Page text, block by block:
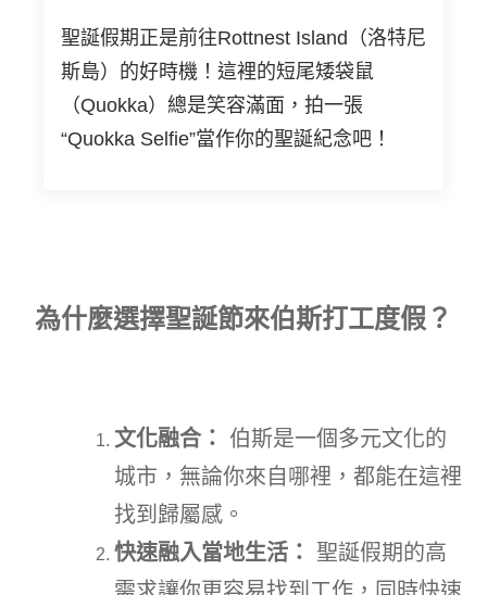
聖誕假期正是前往Rottnest Island（洛特尼
斯島）的好時機！這裡的短尾矮袋鼠
（Quokka）總是笑容滿面，拍一張
“Quokka Selfie”當作你的聖誕紀念吧！
為什麼選擇聖誕節來伯斯打工度假？
文化融合： 伯斯是一個多元文化的
城市，無論你來自哪裡，都能在這裡
找到歸屬感。
快速融入當地生活：
聖誕假期的高